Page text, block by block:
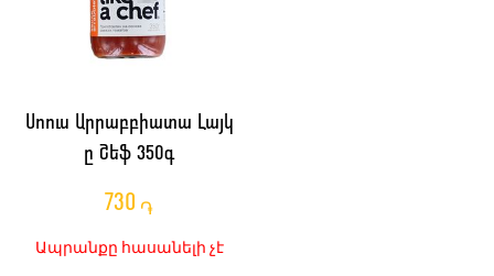
Սոուս Արրաբբիատա Լայկ
ը Շեֆ 350գ
730 ֏
Ապրանքը հասանելի չէ